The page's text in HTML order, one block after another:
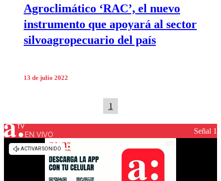
Agroclimático ‘RAC’, el nuevo
instrumento que apoyará al sector
silvoagropecuario del país
13 de julio 2022
1
EN VIVO Señal 1